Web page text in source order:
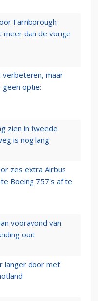
Farnborough
meer dan de vorige
verbeteren, maar
geen optie:
zien in tweede
is nog lang
zes extra Airbus
Boeing 757's af te
vooravond van
ooit
langer door met